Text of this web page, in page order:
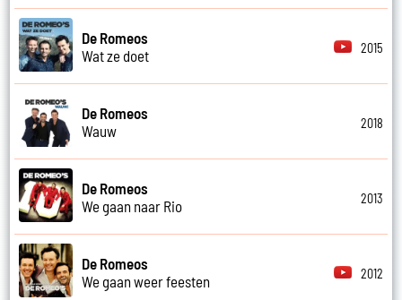
De Romeos
Wat ze doet
2015
De Romeos
Wauw
2018
De Romeos
We gaan naar Rio
2013
De Romeos
We gaan weer feesten
2012